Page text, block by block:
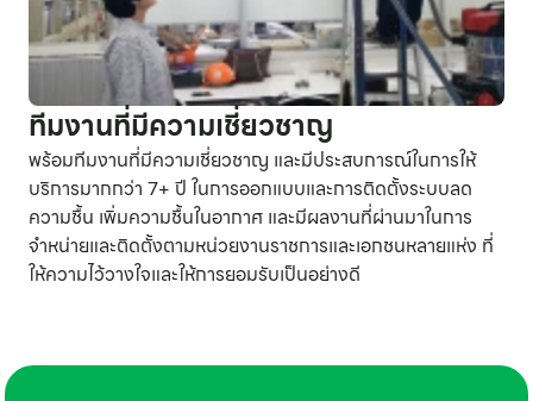
ทีมงานที่มีความเชี่ยวชาญ
พร้อมทีมงานที่มีความเชี่ยวชาญ และมีประสบการณ์ในการให้
บริการมากกว่า 7+ ปี ในการออกแบบและการติดตั้งระบบลด
ความชื้น เพิ่มความชื้นในอากาศ และมีผลงานที่ผ่านมาในการ
จำหน่ายและติดตั้งตามหน่วยงานราชการและเอกชนหลายแห่ง ที่
ให้ความไว้วางใจและให้การยอมรับเป็นอย่างดี